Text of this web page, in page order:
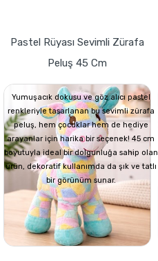
Pastel Rüyası Sevimli Zürafa
Peluş 45 Cm
Yumuşacık dokusu ve göz alıcı pastel
renkleriyle tasarlanan bu sevimli zürafa
peluş, hem çocuklar hem de hediye
arayanlar için harika bir seçenek! 45 cm
boyutuyla ideal bir dolgunluğa sahip olan
ürün, dekoratif kullanımda da şık ve tatlı
bir görünüm sunar.